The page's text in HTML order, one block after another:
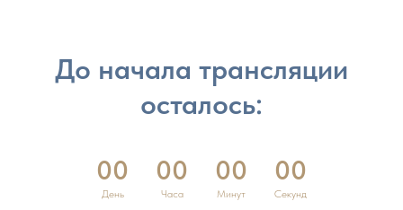
До начала трансляции
осталось:
00
День
00
Часа
00
Минут
00
Секунд